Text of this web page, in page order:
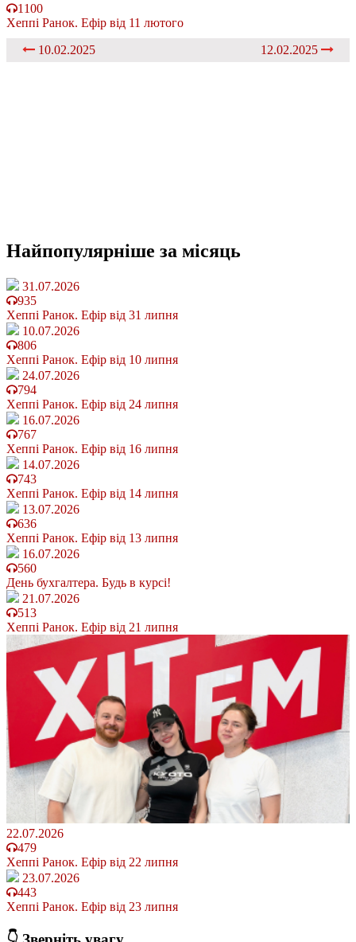
1100
Хеппі Ранок. Ефіp від 11 лютого
10.02.2025
12.02.2025
Найпопулярніше за місяць
31.07.2026
935
Хеппі Ранок. Ефір від 31 липня
10.07.2026
806
Хеппі Ранок. Ефір від 10 липня
24.07.2026
794
Хеппі Ранок. Ефір від 24 липня
16.07.2026
767
Хеппі Ранок. Ефір від 16 липня
14.07.2026
743
Хеппі Ранок. Ефір від 14 липня
13.07.2026
636
Хеппі Ранок. Ефір від 13 липня
16.07.2026
560
День бухгалтера. Будь в курсі!
21.07.2026
513
Хеппі Ранок. Ефір від 21 липня
22.07.2026
479
Хеппі Ранок. Ефір від 22 липня
23.07.2026
443
Хеппі Ранок. Ефір від 23 липня